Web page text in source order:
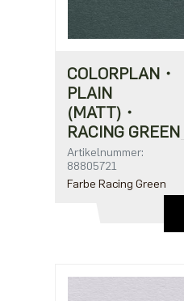
COLORPLAN・
PLAIN
(MATT)・
RACING GREEN
Artikelnummer:
88805721
Farbe Racing Green